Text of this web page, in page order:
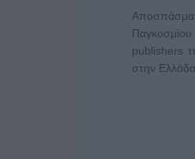
publishers
στην